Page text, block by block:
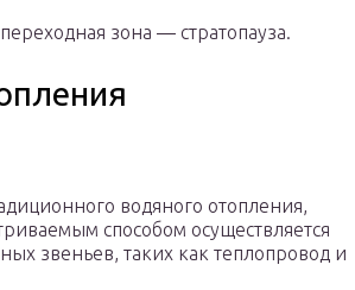
зона — стратопауза.
водяного отопления,
способом осуществляется
звеньев, таких как теплопровод и